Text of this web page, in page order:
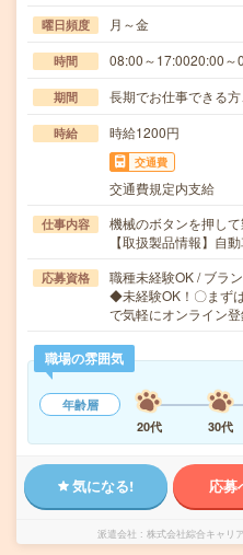
曜日頻度 月～金
時間 08:00～17:0020:00～
期間 長期でお仕事できる方
時給 時給1200円
交通費
交通費規定内支給
仕事内容
機械のボタンを押し
【取扱製品情報】自
応募資格
職種未経験OK / ブラ
◆未経験OK！〇まず
で気軽にオンライン
職場の雰囲気
年齢層
20代
30代
気になる! 応募
派遣会社 株式会社綜合キャリ